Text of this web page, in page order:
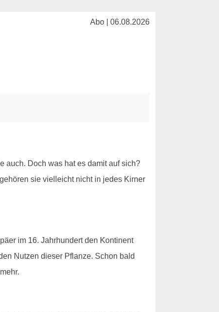
Abo | 06.08.2026
auch. Doch was hat es damit auf sich?
sie vielleicht nicht in jedes Kirner
im 16. Jahrhundert den Kontinent
Nutzen dieser Pflanze. Schon bald